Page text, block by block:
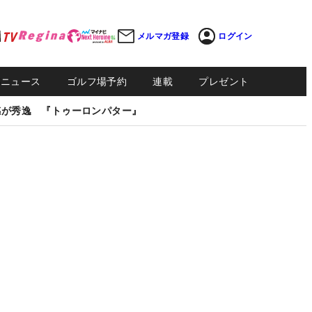
メルマガ登録 ログイン
ュース ゴルフ場予約 連載 プレゼント
秀逸 『トゥーロンパター』